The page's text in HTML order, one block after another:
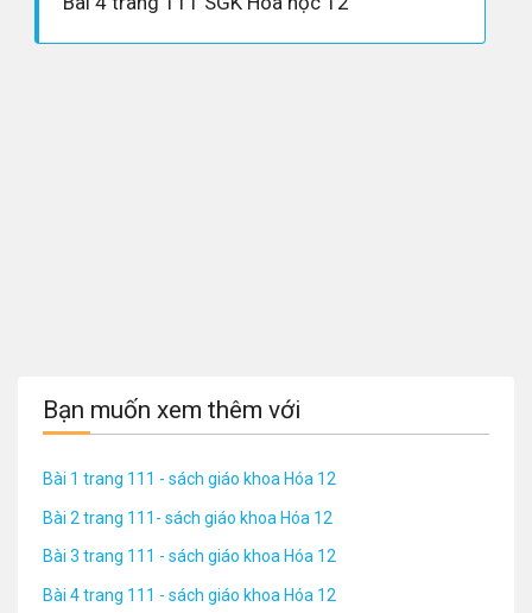
Bạn muốn xem thêm với
Bài 1 trang 111 - sách giáo khoa Hóa 12
Bài 2 trang 111- sách giáo khoa Hóa 12
Bài 3 trang 111 - sách giáo khoa Hóa 12
Bài 4 trang 111 - sách giáo khoa Hóa 12